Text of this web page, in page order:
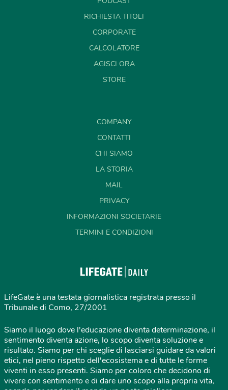
RICHIESTA TITOLI
CORPORATE
CALCOLATORE
AGISCI ORA
STORE
COMPANY
CONTATTI
CHI SIAMO
LA STORIA
MAIL
PRIVACY
INFORMAZIONI SOCIETARIE
TERMINI E CONDIZIONI
LifeGate è una testata giornalistica registrata presso il
Tribunale di Como, 27/2001
Siamo il luogo dove l'educazione diventa determinazione, il
sentimento diventa azione, lo scopo diventa soluzione e
risultato. Siamo per chi sceglie di lasciarsi guidare da valori
etici, nel pieno rispetto dell'ecosistema e di tutte le forme
viventi in esso presenti. Siamo per coloro che decidono di
vivere con sentimento e di dare uno scopo alla propria vita,